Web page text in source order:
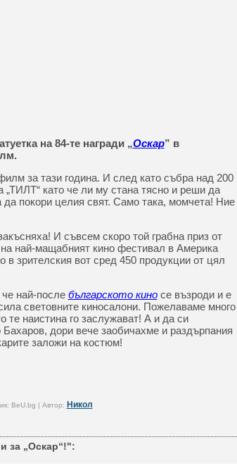
на 84-те награди „Оскар” в
за тази година. И след като събра над 200
„ТИЛТ“ като че ли му стана тясно и реши да
да покори целия свят. Само така, момчета! Ние
И съвсем скоро той грабна приз от
най-мащабният кино фестивал в Америка
в зрителския вот сред 450 продукции от цял
най-после българското киносе възроди и е
световните киносалони. Пожелаваме много
наистина го заслужават! А и да си
дори вече заобичахме и раздърпания
заложи на костюм!
BeU.bg | Автор: Никол
за „Оскар“!":